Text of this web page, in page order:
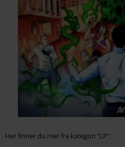
Her finner du mer fra kategori "LP"